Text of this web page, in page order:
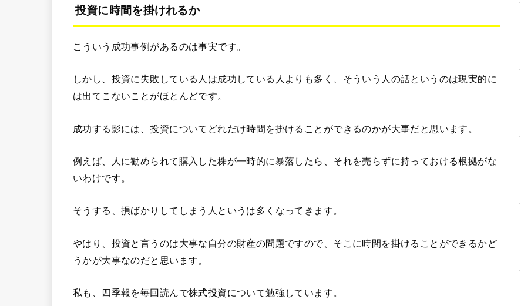
投資に時間を掛けれるか
こういう成功事例があるのは事実です。
しかし、投資に失敗している人は成功している人よりも多く、そういう人の話というのは現実的に
は出てこないことがほとんどです。
成功する影には、投資についてどれだけ時間を掛けることができるのかが大事だと思います。
例えば、人に勧められて購入した株が一時的に暴落したら、それを売らずに持っておける根拠がな
いわけです。
そうする、損ばかりしてしまう人というは多くなってきます。
やはり、投資と言うのは大事な自分の財産の問題ですので、そこに時間を掛けることができるかど
うかが大事なのだと思います。
私も、四季報を毎回読んで株式投資について勉強しています。